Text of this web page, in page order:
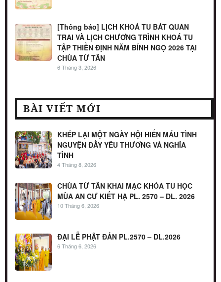
[Thông báo] LỊCH KHOÁ TU BÁT QUAN
TRAI VÀ LỊCH CHƯƠNG TRÌNH KHOÁ TU
TẬP THIỀN ĐỊNH NĂM BÍNH NGỌ 2026 TẠI
CHÙA TỪ TÂN
6 Tháng 3, 2026
BÀI VIẾT MỚI
KHÉP LẠI MỘT NGÀY HỘI HIẾN MÁU TÌNH
NGUYỆN ĐẦY YÊU THƯƠNG VÀ NGHĨA
TÌNH
4 Tháng 8, 2026
CHÙA TỪ TÂN KHAI MẠC KHÓA TU HỌC
MÙA AN CƯ KIẾT HẠ PL. 2570 – DL. 2026
10 Tháng 6, 2026
ĐẠI LỄ PHẬT ĐẢN PL.2570 – DL.2026
6 Tháng 6, 2026